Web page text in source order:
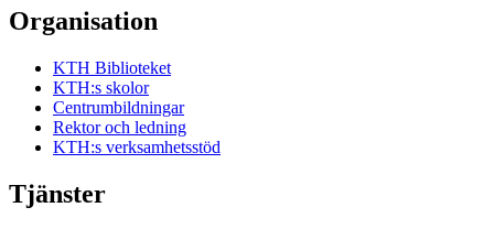
Organisation
KTH Biblioteket
KTH:s skolor
Centrumbildningar
Rektor och ledning
KTH:s verksamhetsstöd
Tjänster